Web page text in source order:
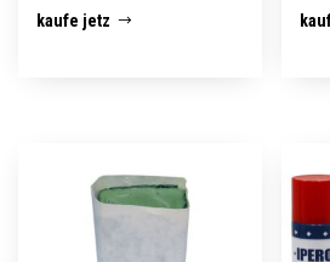
kaufe jetz